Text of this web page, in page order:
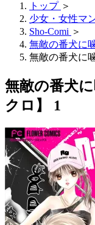
トップ ＞
少女・女性マ
Sho-Comi ＞
無敵の番犬に
無敵の番犬に
無敵の番犬
クロ】 1